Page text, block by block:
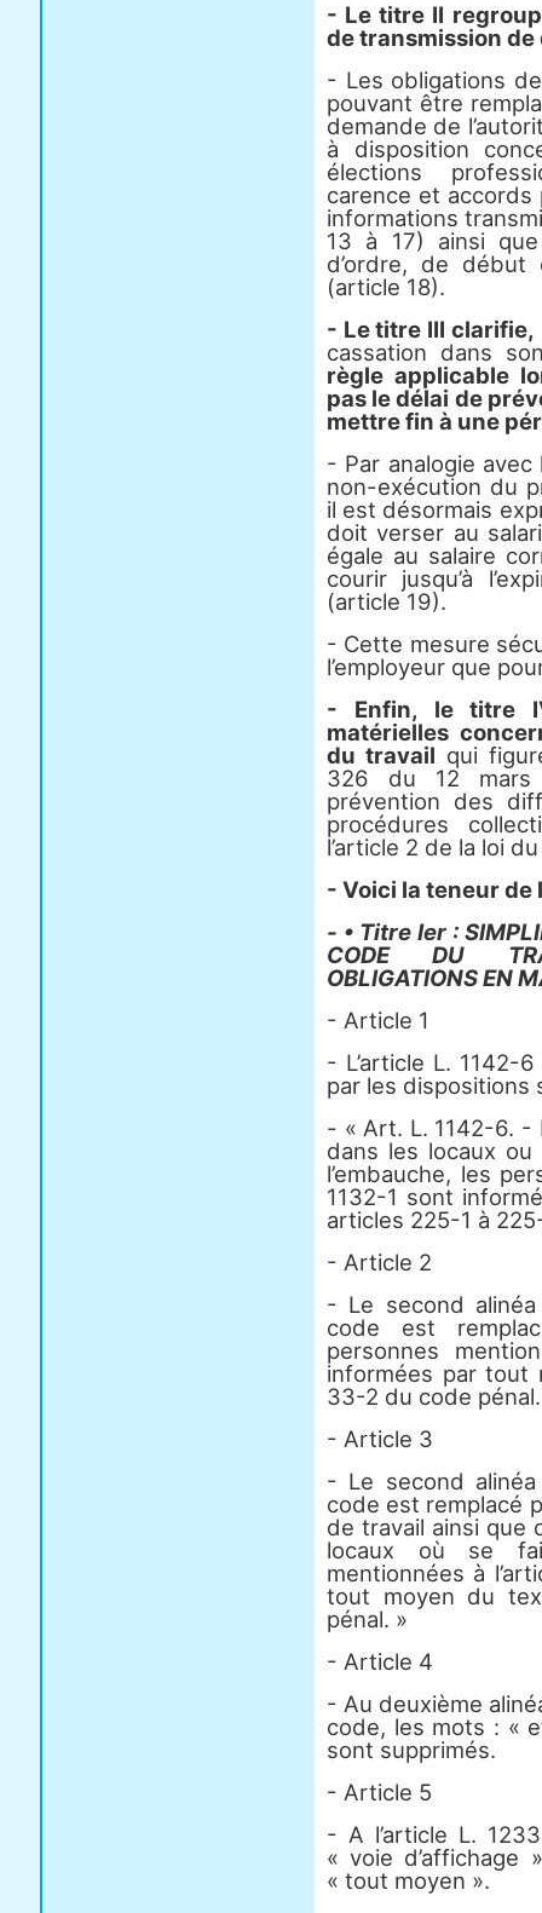
- Le titre II
de transmission de
- Les obligations
pouvant être
demande de
à disposition
élections
carence et
informations
13 à 17) ainsi
d’ordre, de
(article 18).
- Le titre III clarifie,
cassation dans
règle applicable
pas le délai de
mettre fin à une
- Par analogie
non-exécution du
il est désormais
doit verser au
égale au salaire
courir jusqu’à
(article 19).
- Cette mesure
l’employeur que
- Enfin, le titre
matérielles
du travail qui
326 du 12
prévention des
procédures
l’article 2 de la loi
- Voici la teneur de
- • Titre Ier :
CODE DU
OBLIGATIONS EN
- Article 1
- L’article L. 1142-
par les dispositions
- « Art. L. 1142-6. -
dans les locaux
l’embauche, les
1132-1 sont
articles 225-1 à
- Article 2
- Le second
code est
personnes
informées par tout
33-2 du code
- Article 3
- Le second
code est remplacé
de travail ainsi que
locaux où se
mentionnées à
tout moyen du
pénal. »
- Article 4
- Au deuxième
code, les mots : «
sont supprimés.
- Article 5
- A l’article L.
« voie d’affichage
« tout moyen ».